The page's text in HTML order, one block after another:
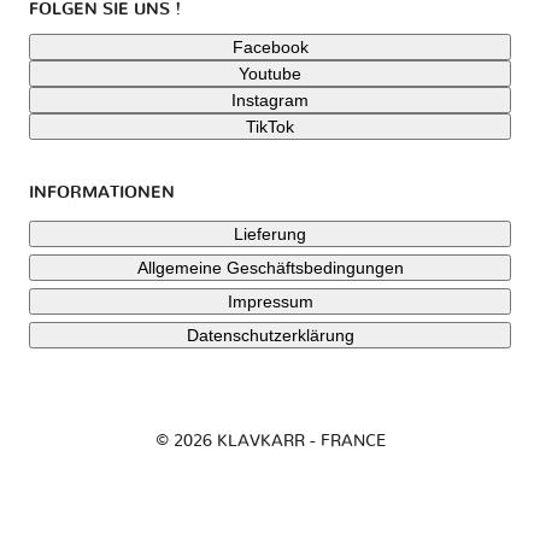
FOLGEN SIE UNS !
Facebook
Youtube
Instagram
TikTok
INFORMATIONEN
Lieferung
Allgemeine Geschäftsbedingungen
Impressum
Datenschutzerklärung
© 2026 KLAVKARR - FRANCE